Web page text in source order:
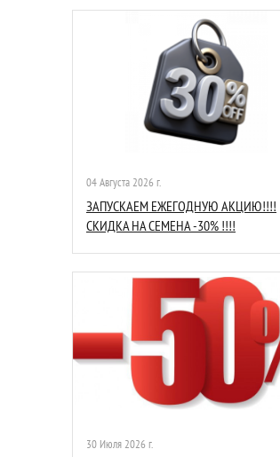
04 Августа 2026 г.
ЗАПУСКАЕМ ЕЖЕГОДНУЮ АКЦИЮ!!!!
СКИДКА НА СЕМЕНА -30% !!!!
30 Июля 2026 г.